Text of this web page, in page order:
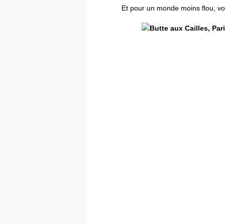
Et pour un monde moins flou,